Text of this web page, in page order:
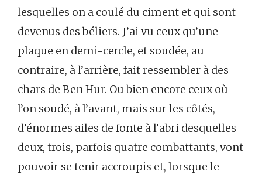
lesquelles on a coulé du ciment et qui sont
devenus des béliers. J’ai vu ceux qu’une
plaque en demi-cercle, et soudée, au
contraire, à l’arrière, fait ressembler à des
chars de Ben Hur. Ou bien encore ceux où
l’on soudé, à l’avant, mais sur les côtés,
d’énormes ailes de fonte à l’abri desquelles
deux, trois, parfois quatre combattants, vont
pouvoir se tenir accroupis et, lorsque le